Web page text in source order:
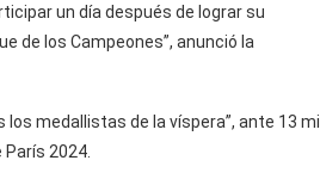
un día después de lograr su
de los Campeones”, anunció la
medallistas de la víspera”, ante 13 mil
2024.